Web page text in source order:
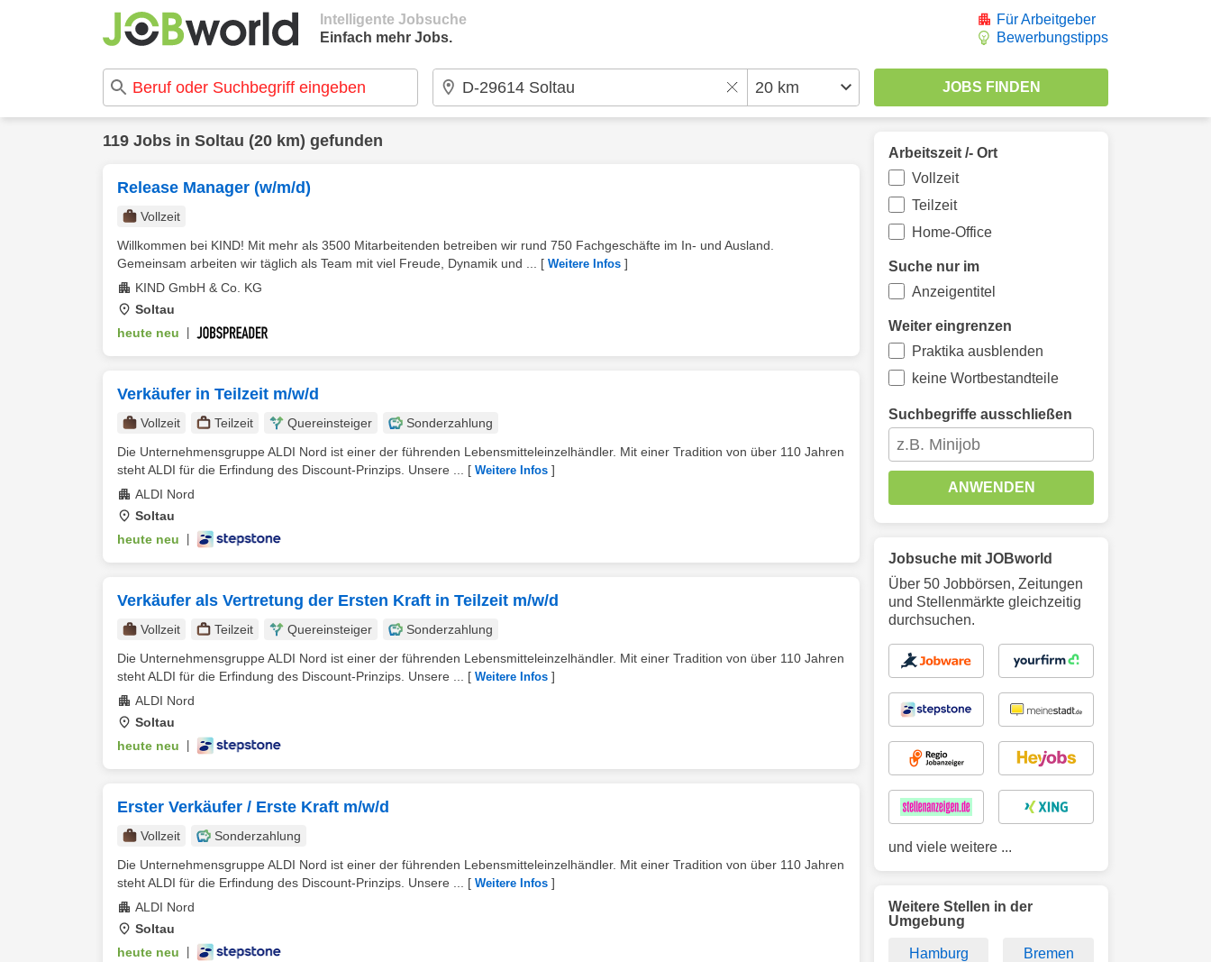
Intelligente Jobsuche
Einfach mehr Jobs.
Für Arbeitgeber
Bewerbungstipps
119 Jobs in Soltau (20 km) gefunden
Release Manager (w/m/d)
Vollzeit
Willkommen bei KIND! Mit mehr als 3500 Mitarbeitenden betreiben wir rund 750 Fachgeschäfte im In- und Ausland.
Gemeinsam arbeiten wir täglich als Team mit viel Freude, Dynamik und ...
[ Weitere Infos ]
KIND GmbH & Co. KG
Soltau
heute neu
Verkäufer in Teilzeit m/w/d
Vollzeit Teilzeit Quereinsteiger
Sonderzahlung
Die Unternehmensgruppe ALDI Nord ist einer der führenden Lebensmitteleinzelhändler. Mit einer Tradition von über 110 Jahren
steht ALDI für die Erfindung des Discount-Prinzips. Unsere ...
[ Weitere Infos ]
ALDI Nord
Soltau
heute neu
Verkäufer als Vertretung der Ersten Kraft in Teilzeit m/w/d
Vollzeit Teilzeit Quereinsteiger
Sonderzahlung
Die Unternehmensgruppe ALDI Nord ist einer der führenden Lebensmitteleinzelhändler. Mit einer Tradition von über 110 Jahren
steht ALDI für die Erfindung des Discount-Prinzips. Unsere ...
[ Weitere Infos ]
ALDI Nord
Soltau
heute neu
Erster Verkäufer / Erste Kraft m/w/d
Vollzeit
Sonderzahlung
Die Unternehmensgruppe ALDI Nord ist einer der führenden Lebensmitteleinzelhändler. Mit einer Tradition von über 110 Jahren
steht ALDI für die Erfindung des Discount-Prinzips. Unsere ...
[ Weitere Infos ]
ALDI Nord
Soltau
heute neu
Arbeitszeit /- Ort
Vollzeit
Teilzeit
Home-Office
Suche nur im
Anzeigentitel
Weiter eingrenzen
Praktika ausblenden
keine Wortbestandteile
Suchbegriffe ausschließen
ANWENDEN
Jobsuche mit JOBworld
Über 50 Jobbörsen, Zeitungen
und Stellenmärkte gleichzeitig
durchsuchen.
und viele weitere ...
Weitere Stellen in der
Umgebung
Hamburg Bremen